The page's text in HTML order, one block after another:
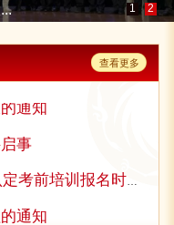
1 2
查看更多
的通知
培训的通知》
事
通知